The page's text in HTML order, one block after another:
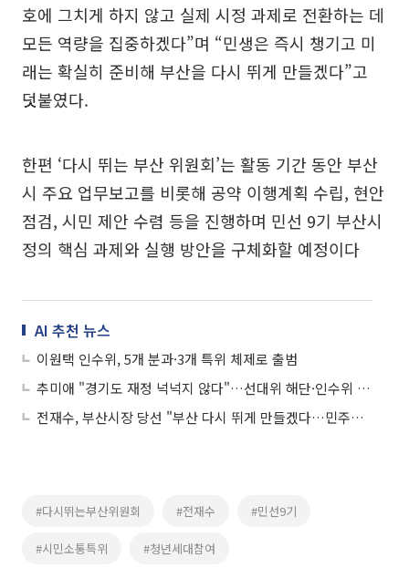
호에 그치게 하지 않고 실제 시정 과제로 전환하는 데
모든 역량을 집중하겠다”며 “민생은 즉시 챙기고 미
래는 확실히 준비해 부산을 다시 뛰게 만들겠다”고
덧붙였다.
한편 ‘다시 뛰는 부산 위원회’는 활동 기간 동안 부산
시 주요 업무보고를 비롯해 공약 이행계획 수립, 현안
점검, 시민 제안 수렴 등을 진행하며 민선 9기 부산시
정의 핵심 과제와 실행 방안을 구체화할 예정이다
AI 추천 뉴스
이원택 인수위, 5개 분과·3개 특위 체제로 출범
추미애 "경기도 재정 넉넉지 않다"…선대위 해단·인수위 10일 출범
전재수, 부산시장 당선 "부산 다시 뛰게 만들겠다…민주당 동지들 낙선, 모두 제 탓"
#다시뛰는부산위원회 #전재수 #민선9기
#시민소통특위 #청년세대참여